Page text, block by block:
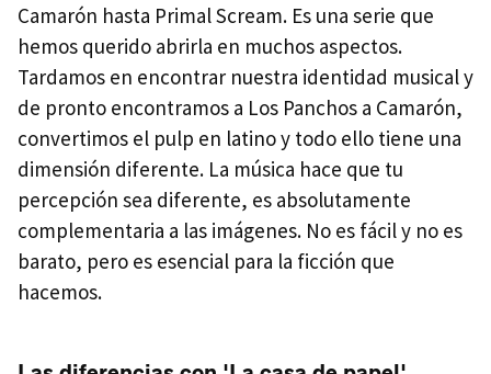
Camarón hasta Primal Scream. Es una serie que
hemos querido abrirla en muchos aspectos.
Tardamos en encontrar nuestra identidad musical y
de pronto encontramos a Los Panchos a Camarón,
convertimos el pulp en latino y todo ello tiene una
dimensión diferente. La música hace que tu
percepción sea diferente, es absolutamente
complementaria a las imágenes. No es fácil y no es
barato, pero es esencial para la ficción que
hacemos.